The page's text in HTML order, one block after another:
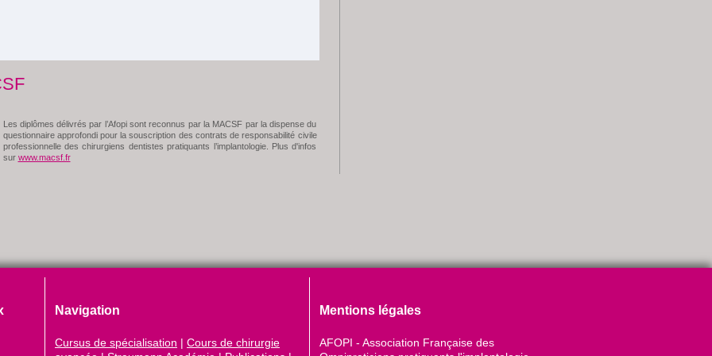
Les diplômes délivrés par l’Afopi sont reconnus par la MACSF par la dispense du
questionnaire approfondi pour la souscription des contrats de responsabilité civile
professionnelle des chirurgiens dentistes pratiquants l’implantologie. Plus d'infos
sur www.macsf.fr
Navigation
Cursus de spécialisation | Cours de chirurgie
Mentions légales
AFOPI - Association Française des